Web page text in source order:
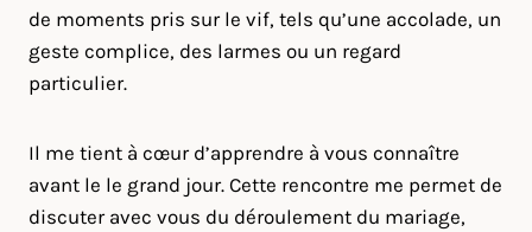
de moments pris sur le vif, tels qu’une accolade, un
geste complice, des larmes ou un regard
particulier.
Il me tient à cœur d’apprendre à vous connaître
avant le le grand jour. Cette rencontre me permet de
discuter avec vous du déroulement du mariage,